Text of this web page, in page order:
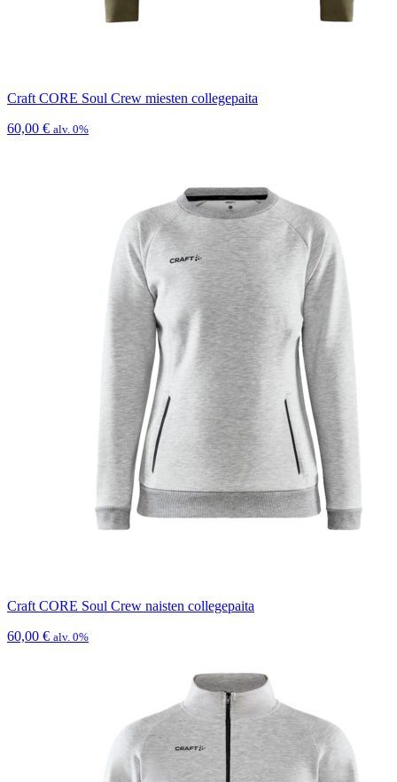
Craft CORE Soul Crew miesten collegepaita
60,00 € alv. 0%
Craft CORE Soul Crew naisten collegepaita
60,00 € alv. 0%